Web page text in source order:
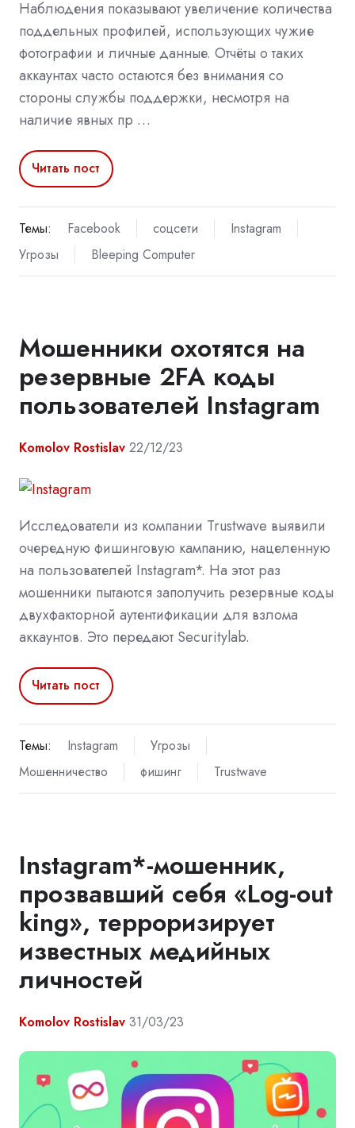
Наблюдения показывают увеличение количества
поддельных профилей, использующих чужие
фотографии и личные данные. Отчёты о таких
аккаунтах часто остаются без внимания со
стороны службы поддержки, несмотря на
наличие явных пр …
Читать пост
Темы: Facebook соцсети
Instagram
Угрозы
Bleeping Computer
Мошенники охотятся на
резервные 2FA коды
пользователей Instagram
Komolov Rostislav 22/12/23
Исследователи из компании Trustwave выявили
очередную фишинговую кампанию, нацеленную
на пользователей Instagram*. На этот раз
мошенники пытаются заполучить резервные коды
двухфакторной аутентификации для взлома
аккаунтов. Это передают Securitylab.
Читать пост
Темы: Instagram
Угрозы
Мошенничество
фишинг Trustwave
Instagram*-мошенник,
прозвавший себя «Log-out
king», терроризирует
известных медийных
личностей
Komolov Rostislav 31/03/23